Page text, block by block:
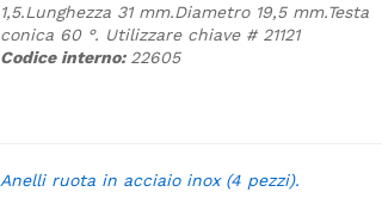
1,5.Lunghezza 31 mm.Diametro 19,5 mm.Testa
conica 60 °. Utilizzare chiave # 21121
Codice interno: 22605
Anelli ruota in acciaio inox (4 pezzi).